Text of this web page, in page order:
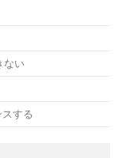
ない
する